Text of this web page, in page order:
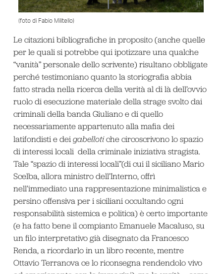
(foto di Fabio Militello)
Le citazioni bibliografiche in proposito (anche quelle
per le quali si potrebbe qui ipotizzare una qualche
“vanità” personale dello scrivente) risultano obbligate
perché testimoniano quanto la storiografia abbia
fatto strada nella ricerca della verità al di là dell’ovvio
ruolo di esecuzione materiale della strage svolto dai
criminali della banda Giuliano e di quello
necessariamente appartenuto alla mafia dei
latifondisti e dei gabellotiche circoscrivono lo spazio
di interessi locali della criminale iniziativa stragista.
Tale “spazio di interessi locali”(di cui il siciliano Mario
Scelba, allora ministro dell’Interno, offrì
nell’immediato una rappresentazione minimalistica e
persino offensiva per i siciliani occultando ogni
responsabilità sistemica e politica) è certo importante
(e ha fatto bene il compianto Emanuele Macaluso, su
un filo interpretativo già disegnato da Francesco
Renda, a ricordarlo in un libro recente, mentre
Ottavio Terranova ce lo riconsegna rendendolo vivo